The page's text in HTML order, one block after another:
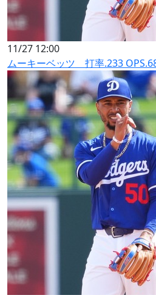
11/27 12:00
ムーキーベッツ 打率.233